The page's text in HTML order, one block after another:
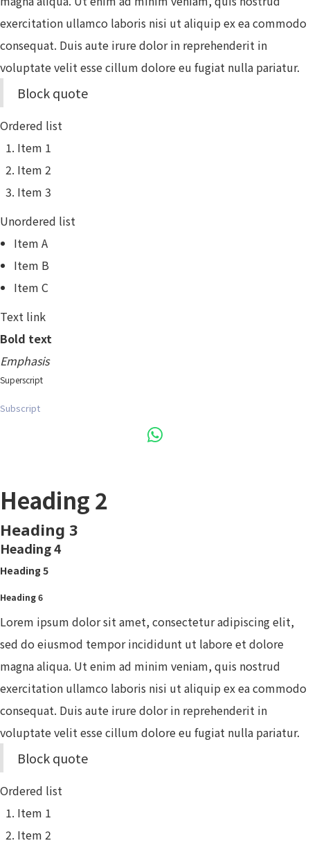
exercitation ullamco laboris nisi ut aliquip ex ea commodo
consequat. Duis aute irure dolor in reprehenderit in
voluptate velit esse cillum dolore eu fugiat nulla pariatur.
Block quote
Ordered list
Item 1
Item 2
Item 3
Unordered list
Item A
Item B
Item C
Text link
Bold text
Emphasis
Superscript
Subscript
Heading 2
Heading 3
Heading 4
Heading 5
Heading 6
Lorem ipsum dolor sit amet, consectetur adipiscing elit,
sed do eiusmod tempor incididunt ut labore et dolore
magna aliqua. Ut enim ad minim veniam, quis nostrud
exercitation ullamco laboris nisi ut aliquip ex ea commodo
consequat. Duis aute irure dolor in reprehenderit in
voluptate velit esse cillum dolore eu fugiat nulla pariatur.
Block quote
Ordered list
Item 1
Item 2